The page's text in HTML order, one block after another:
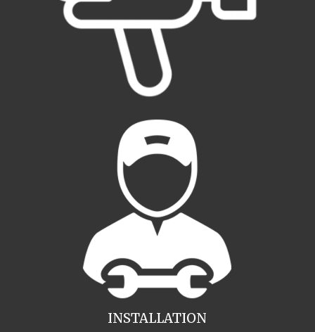
INSTALLATION